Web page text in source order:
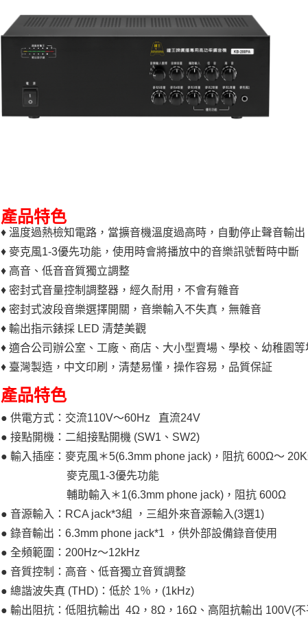
產品特色
♦ 溫度過熱檢知電路，當擴音機溫度過高時，自動停止聲音輸
♦ 麥克風1-3優先功能，使用時會將播放中的音樂訊號暫時中斷
♦ 高音、低音音質獨立調整
♦ 密封式音量控制調整器，經久耐用，不會有雜音
♦ 密封式波段音樂選擇開關，音樂輸入不失真，無雜音
♦ 輸出指示錶採 LED 清楚美觀
♦ 適合公司辦公室、工廠、商店、大小型賣場、學校、幼稚園等
♦ 臺灣製造，中文印刷，清楚易懂，操作容易，品質保証
產品特色
● 供電方式：交流110V～60Hz 直流24V
● 接點開機：二組接點開機 (SW1、SW2)
● 輸入插座：麥克風＊5(6.3mm phone jack)，阻抗 600Ω～
麥克風1-3優先功能
輔助輸入＊1(6.3mm phone jack)，阻抗 600Ω
● 音源輸入：RCA jack*3組 ，三組外來音源輸入(3選1)
● 錄音輸出：6.3mm phone jack*1 ，供外部設備錄音使用
● 全頻範圍：200Hz～12kHz
● 音質控制：高音、低音獨立音質調整
● 總諧波失真 (THD)：低於 1％，(1kHz)
● 輸出阻抗：低阻抗輸出 4Ω，8Ω，16Ω、高阻抗輸出 100V(不